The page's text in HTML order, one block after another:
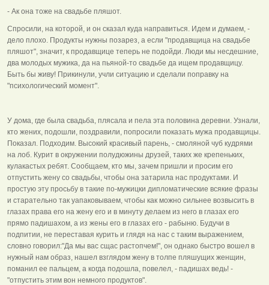
- Ак она тоже на свадьбе пляшот.
Спросили, на которой, и он сказал куда направиться. Идем и думаем, -
дело плохо. Продукты нужны позарез, а если "продавщица на свадьбе
пляшот", значит, к продавщице теперь не подойди. Люди мы несдешние,
два молодых мужика, да на пьяной-то свадьбе да ищем продавщицу.
Быть бы живу! Прикинули, учли ситуацию и сделали поправку на
"психологический момент".
У дома, где была свадьба, плясала и пела эта половина деревни. Узнали,
кто жених, подошли, поздравили, попросили показать мужа продавщицы.
Показал. Подходим. Высокий красивый парень, - смоляной чуб кудрями
на лоб. Курит в окружении полудюжины друзей, таких же крепеньких,
кулакастых ребят. Сообщаем, кто мы, зачем пришли и просим его
отпустить жену со свадьбы, чтобы она затарила нас продуктами. И
простую эту просьбу в такие по-мужицки дипломатические всякие фразы
и старательно так уапаковываем, чтобы как можно сильнее возвысить в
глазах права его на жену его и в минуту делаем из него в глазах его
прямо падишахом, а из жены его в глазах его - рабыню. Будучи в
подпитии, не переставая курить и глядя на нас с таким выражением,
словно говорил:"Да мы вас сщас растопчем!", он однако быстро вошел в
нужный нам образ, нашел взглядом жену в толпе пляшущих женщин,
поманил ее пальцем, а когда подошла, повелел, - падишах ведь! -
"отпустить этим вон немного продуктов".